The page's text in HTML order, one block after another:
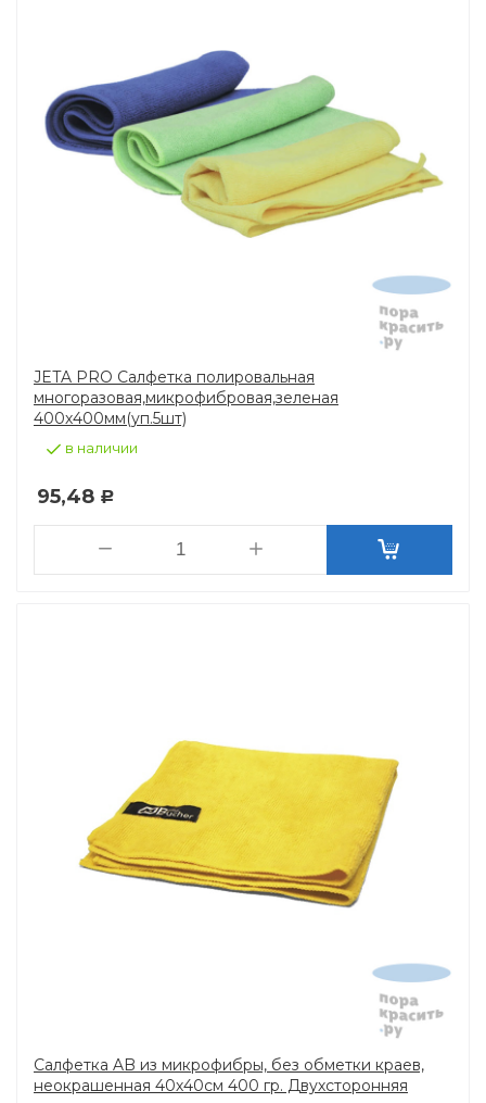
JETA PRO Салфетка полировальная
многоразовая,микрофибровая,зеленая
400х400мм(уп.5шт)
в наличии
95,48 Р
Салфетка AB из микрофибры, без обметки краев,
неокрашенная 40х40см 400 гр. Двухсторонняя